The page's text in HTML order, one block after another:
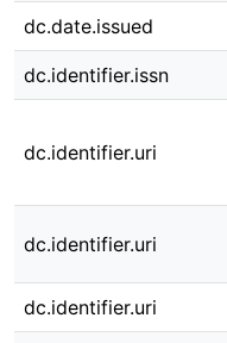
dc.date.issued
dc.identifier.issn
dc.identifier.uri
dc.identifier.uri
dc.identifier.uri